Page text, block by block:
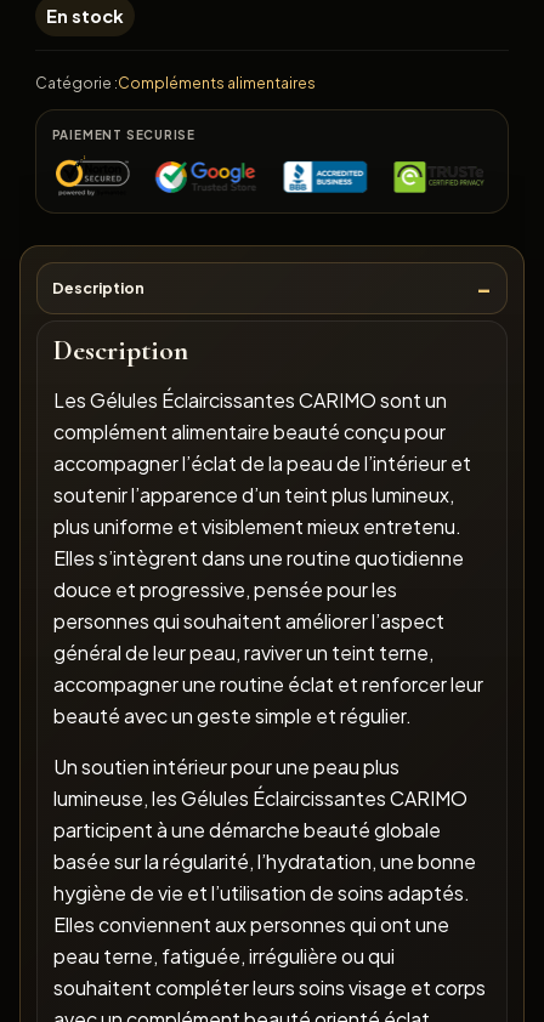
En stock
Catégorie :Compléments alimentaires
PAIEMENT SECURISE
Description
Description
Les Gélules Éclaircissantes CARIMO sont un
complément alimentaire beauté conçu pour
accompagner l’éclat de la peau de l’intérieur et
soutenir l’apparence d’un teint plus lumineux,
plus uniforme et visiblement mieux entretenu.
Elles s’intègrent dans une routine quotidienne
douce et progressive, pensée pour les
personnes qui souhaitent améliorer l’aspect
général de leur peau, raviver un teint terne,
accompagner une routine éclat et renforcer leur
beauté avec un geste simple et régulier.
Un soutien intérieur pour une peau plus
lumineuse, les Gélules Éclaircissantes CARIMO
participent à une démarche beauté globale
basée sur la régularité, l’hydratation, une bonne
hygiène de vie et l’utilisation de soins adaptés.
Elles conviennent aux personnes qui ont une
peau terne, fatiguée, irrégulière ou qui
souhaitent compléter leurs soins visage et corps